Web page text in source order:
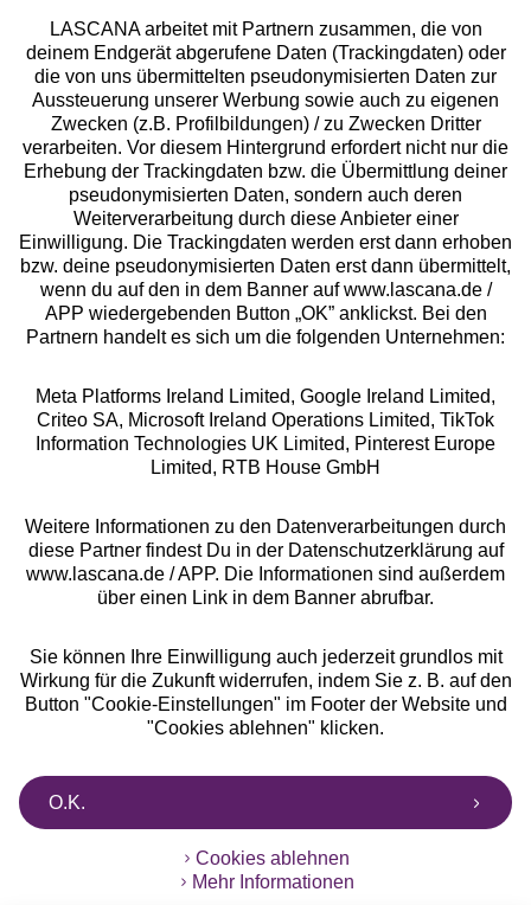
Services
Beratung
Über uns
Rechtliches
Alle Preise inkl. MwSt., zzgl.
Versandkosten
** Bonität vorausgesetzt, berechtigt zur Bonitätsprüfung
LASCANA arbeitet mit Partnern zusammen, die von
deinem Endgerät abgerufene Daten (Trackingdaten) oder
die von uns übermittelten pseudonymisierten Daten zur
Aussteuerung unserer Werbung sowie auch zu eigenen
Zwecken (z.B. Profilbildungen) / zu Zwecken Dritter
verarbeiten. Vor diesem Hintergrund erfordert nicht nur die
Erhebung der Trackingdaten bzw. die Übermittlung deiner
pseudonymisierten Daten, sondern auch deren
Weiterverarbeitung durch diese Anbieter einer
Einwilligung. Die Trackingdaten werden erst dann erhoben
bzw. deine pseudonymisierten Daten erst dann übermittelt,
wenn du auf den in dem Banner auf www.lascana.de /
APP wiedergebenden Button „OK” anklickst. Bei den
Partnern handelt es sich um die folgenden Unternehmen:
Meta Platforms Ireland Limited, Google Ireland Limited,
Criteo SA, Microsoft Ireland Operations Limited, TikTok
Information Technologies UK Limited, Pinterest Europe
Limited, RTB House GmbH
Weitere Informationen zu den Datenverarbeitungen durch
diese Partner findest Du in der Datenschutzerklärung auf
www.lascana.de / APP. Die Informationen sind außerdem
über einen Link in dem Banner abrufbar.
Sie können Ihre Einwilligung auch jederzeit grundlos mit
Wirkung für die Zukunft widerrufen, indem Sie z. B. auf den
Button "Cookie-Einstellungen" im Footer der Website und
"Cookies ablehnen" klicken.
O.K.
Cookies ablehnen
Mehr Informationen